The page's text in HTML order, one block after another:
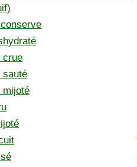
crue
sauté
mijoté